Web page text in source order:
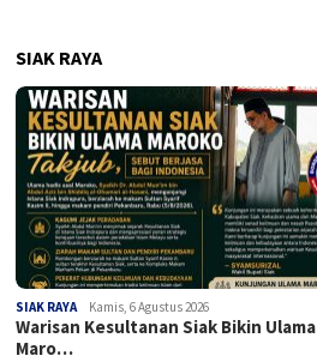
SIAK RAYA
SIAK RAYA Kamis, 6 Agustus 2026
Warisan Kesultanan Siak Bikin Ulama
Maro…